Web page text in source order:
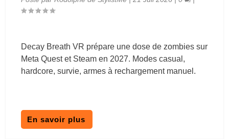
Decay Breath VR prépare une dose de zombies sur
Meta Quest et Steam en 2027. Modes casual,
hardcore, survie, armes à rechargement manuel.
En savoir plus